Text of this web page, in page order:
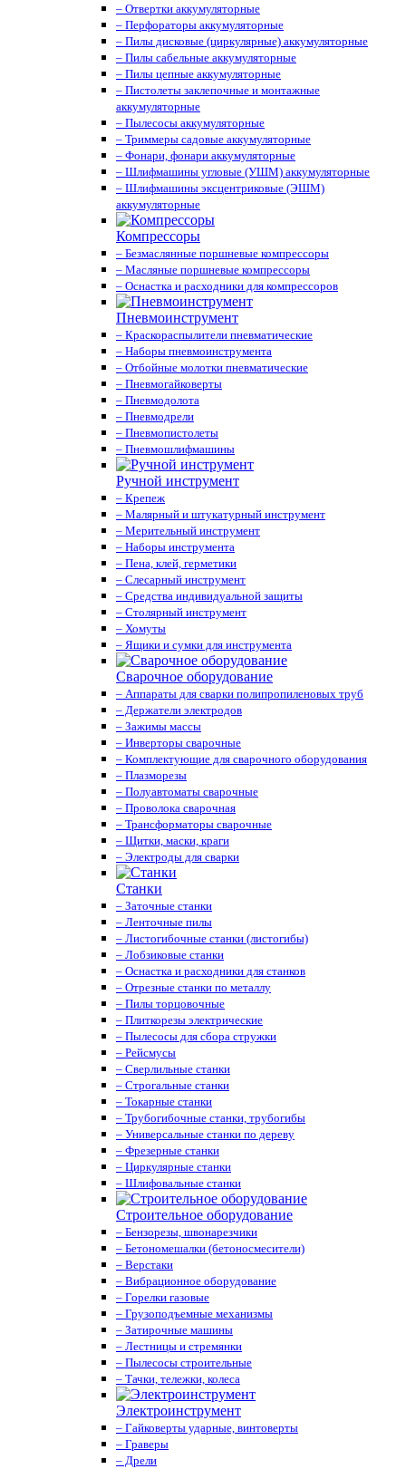
– Отвертки аккумуляторные
– Перфораторы аккумуляторные
– Пилы дисковые (циркулярные) аккумуляторные
– Пилы сабельные аккумуляторные
– Пилы цепные аккумуляторные
– Пистолеты заклепочные и монтажные
аккумуляторные
– Пылесосы аккумуляторные
– Триммеры садовые аккумуляторные
– Фонари, фонари аккумуляторные
– Шлифмашины угловые (УШМ) аккумуляторные
– Шлифмашины эксцентриковые (ЭШМ)
аккумуляторные
Компрессоры
– Безмаслянные поршневые компрессоры
– Масляные поршневые компрессоры
– Оснастка и расходники для компрессоров
Пневмоинструмент
– Краскораспылители пневматические
– Наборы пневмоинструмента
– Отбойные молотки пневматические
– Пневмогайковерты
– Пневмодолота
– Пневмодрели
– Пневмопистолеты
– Пневмошлифмашины
Ручной инструмент
– Крепеж
– Малярный и штукатурный инструмент
– Мерительный инструмент
– Наборы инструмента
– Пена, клей, герметики
– Слесарный инструмент
– Средства индивидуальной защиты
– Столярный инструмент
– Хомуты
– Ящики и сумки для инструмента
Сварочное оборудование
– Аппараты для сварки полипропиленовых труб
– Держатели электродов
– Зажимы массы
– Инверторы сварочные
– Комплектующие для сварочного оборудования
– Плазморезы
– Полуавтоматы сварочные
– Проволока сварочная
– Трансформаторы сварочные
– Щитки, маски, краги
– Электроды для сварки
Станки
– Заточные станки
– Ленточные пилы
– Листогибочные станки (листогибы)
– Лобзиковые станки
– Оснастка и расходники для станков
– Отрезные станки по металлу
– Пилы торцовочные
– Плиткорезы электрические
– Пылесосы для сбора стружки
– Рейсмусы
– Сверлильные станки
– Строгальные станки
– Токарные станки
– Трубогибочные станки, трубогибы
– Универсальные станки по дереву
– Фрезерные станки
– Циркулярные станки
– Шлифовальные станки
Строительное оборудование
– Бензорезы, швонарезчики
– Бетономешалки (бетоносмесители)
– Верстаки
– Вибрационное оборудование
– Горелки газовые
– Грузоподъемные механизмы
– Затирочные машины
– Лестницы и стремянки
– Пылесосы строительные
– Тачки, тележки, колеса
Электроинструмент
– Гайковерты ударные, винтоверты
– Граверы
– Дрели